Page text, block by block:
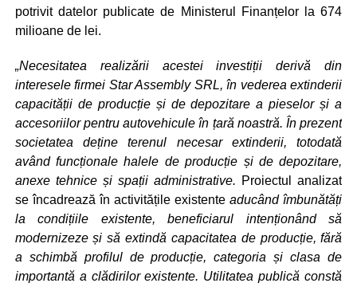
potrivit datelor publicate de Ministerul Finanțelor la 674
milioane de lei.
„Necesitatea realizării acestei investiții derivă din
interesele firmei Star Assembly SRL, în vederea extinderii
capacității de producție și de depozitare a pieselor și a
accesoriilor pentru autovehicule în țară noastră. În prezent
societatea deține terenul necesar extinderii, totodată
având funcționale halele de producție și de depozitare,
anexe tehnice și spații administrative. Proiectul analizat
se încadrează în activitățile existente aducând îmbunătăți
la condițiile existente, beneficiarul intenționând să
modernizeze și să extindă capacitatea de producție, fără
a schimbă profilul de producție, categoria și clasa de
importantă a clădirilor existente. Utilitatea publică constă